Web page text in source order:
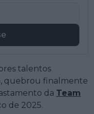
talentos
quebrou finalmente
da Team
de 2025.